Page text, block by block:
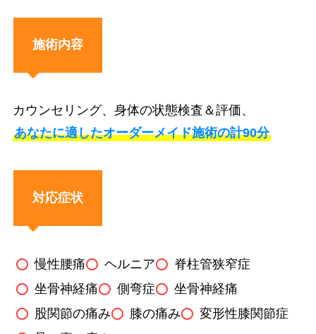
施術内容
カウンセリング、身体の状態検査＆評価、
あなたに適したオーダーメイド施術の計90分
対応症状
慢性腰痛 ヘルニア
脊柱管狭窄症
坐骨神経痛
側弯症
坐骨神経痛
股関節の痛み
膝の痛み
変形性膝関節症